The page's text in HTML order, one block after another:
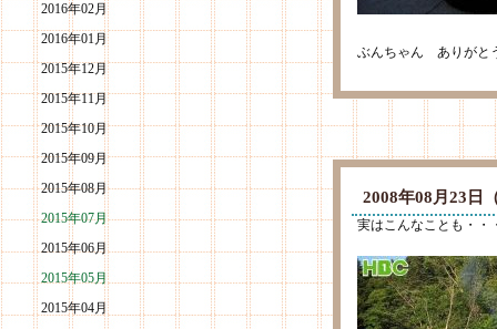
2016年02月
2016年01月
2015年12月
2015年11月
2015年10月
2015年09月
2015年08月
2015年07月
2015年06月
2015年05月
2015年04月
ぶんちゃん ありがと
2008年08月23
実はこんなことも・・